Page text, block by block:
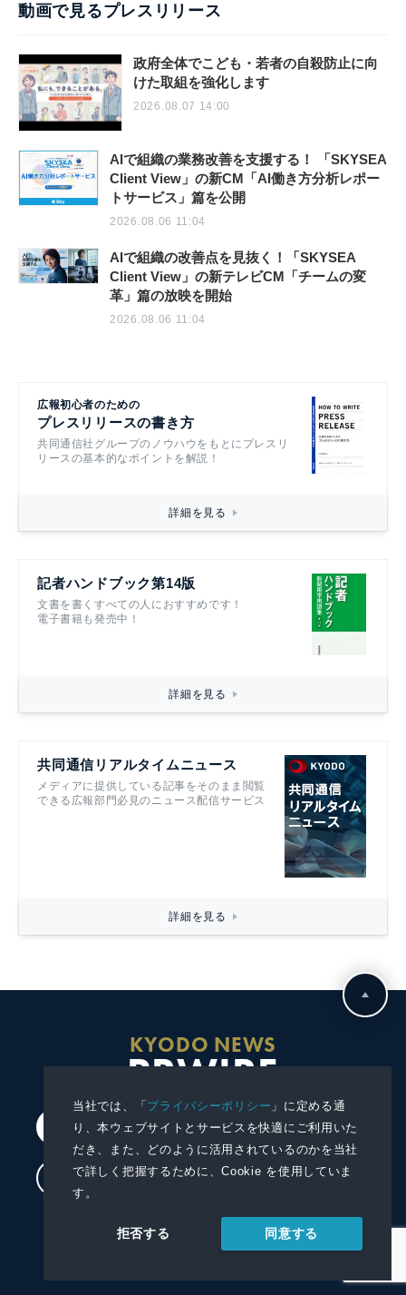
当社では、「プライバシーポリシー 」に定める通
り、本ウェブサイトとサービスを快適にご利用いた
だき、また、どのように活用されているのかを当社
で詳しく把握するために、Cookie を使用していま
す。
拒否する 同意する
動画で見るプレスリリース
政府全体でこども・若者の自殺防止に向
けた取組を強化します
2026.08.07 14:00
AIで組織の業務改善を支援する！ 「SKYSEA
Client View」の新CM「AI働き方分析レポー
トサービス」篇を公開
2026.08.06 11:04
AIで組織の改善点を見抜く！「SKYSEA
Client View」の新テレビCM「チームの変
革」篇の放映を開始
2026.08.06 11:04
広報初心者のための
プレスリリースの書き方
共同通信社グループのノウハウをもとにプレスリ
リースの基本的なポイントを解説！
詳細を見る
記者ハンドブック第14版
文書を書くすべての人におすすめです！
電子書籍も発売中！
詳細を見る
共同通信リアルタイムニュース
メディアに提供している記事をそのまま閲覧
できる広報部門必見のニュース配信サービス
詳細を見る
KYODO NEWS
PRWIRE
会員登録
ログイン
プレスリリースを配信する